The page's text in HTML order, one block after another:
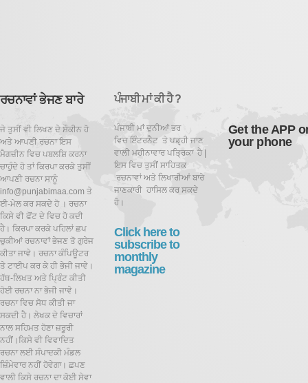
ਰਚਨਾਵਾਂ ਭੇਜਣ ਬਾਰੇ
ਜੇ ਤੁਸੀਂ ਵੀ ਲਿਖਣ ਦੇ ਸ਼ੌਕੀਨ ਹੋ
ਅਤੇ ਆਪਣੀ ਰਚਨਾ ਇਸ
ਮੈਗਜ਼ੀਨ ਵਿਚ ਪਬਲਸ਼ਿ ਕਰਨਾ
ਚਾਹੁੰਦੇ ਹੋ ਤਾਂ ਕਿਰਪਾ ਕਰਕੇ ਤੁਸੀਂ
ਆਪਣੀ ਰਚਨਾ ਸਾਨੂੰ
info@punjabimaa.com ਤੇ
ਈ-ਮੇਲ ਕਰ ਸਕਦੇ ਹੋ । ਰਚਨਾ
ਕਿਸੇ ਵੀ ਫੋਂਟ ਦੇ ਵਿਚ ਹੋ ਕਦੀ
ਹੈ। ਕਿਰਪਾ ਕਰਕੇ ਪਹਿਲਾਂ ਛਪ
ਚੁਕੀਆਂ ਰਚਨਾਵਾਂ ਭੇਜਣ ਤੋ ਗੁਰੇਜ
ਕੀਤਾ ਜਾਵੇ। ਰਚਨਾ ਕੰਪਿਊਟਰ
ਤੇ ਟਾਈਪ ਕਰ ਕੇ ਹੀ ਭੇਜੀ ਜਾਵੇ।
ਹੱਥ-ਲਿਖਤ ਅਤੇ ਪ੍ਰਿੰਟ ਕੀਤੀ
ਹੋਈ ਰਚਨਾ ਨਾ ਭੇਜੀ ਜਾਵੇ।
ਰਚਨਾ ਵਿਚ ਸੋਧ ਕੀਤੀ ਜਾ
ਸਕਦੀ ਹੈ। ਲੇਖਕ ਦੇ ਵਿਚਾਰਾਂ
ਨਾਲ ਸਹਿਮਤ ਹੋਣਾ ਜ਼ਰੂਰੀ
ਨਹੀਂ।ਕਿਸੇ ਵੀ ਵਿਵਾਦਿਤ
ਰਚਨਾ ਲਈ ਸੰਪਾਦਕੀ ਮੰਡਲ
ਜ਼ਿੰਮੇਵਾਰ ਨਹੀਂ ਹੋਵੇਗਾ। ਛਪਣ
ਵਾਲੀ ਕਿਸੇ ਰਚਨਾ ਦਾ ਕੋਈ ਸੇਵਾ
ਪੰਜਾਬੀ ਮਾਂ ਕੀ ਹੈ ?
ਪੰਜਾਬੀ ਮਾਂ ਦੁਨੀਆਂ ਭਰ
ਵਿਚ ਇੰਟਰਨੈਟ ਤੇ ਪਡ਼੍ਹੀ ਜਾਣ
ਵਾਲੀ ਮਹੀਨਾਵਾਰ ਪਤ੍ਰਿਕਾ ਹੈ |
ਇਸ ਵਿਚ ਤੁਸੀਂ ਸਾਹਿਤਕ
ਰਚਨਾਵਾਂ ਅਤੇ ਲਿਖਾਰੀਆਂ ਬਾਰੇ
ਜਾਣਕਾਰੀ ਹਾਸਿਲ ਕਰ ਸਕਦੇ
ਹੋ।
Click here to
subscribe to
monthly
magazine
Get the APP
your phone